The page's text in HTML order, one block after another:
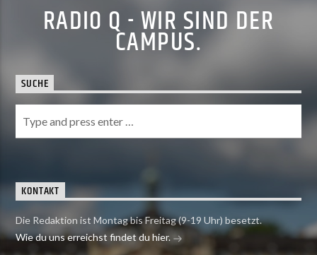
RADIO Q - WIR SIND DER
CAMPUS.
SUCHE
KONTAKT
Die Redaktion ist Montag bis Freitag (9-19 Uhr) besetzt.
Wie du uns erreichst findet du hier.